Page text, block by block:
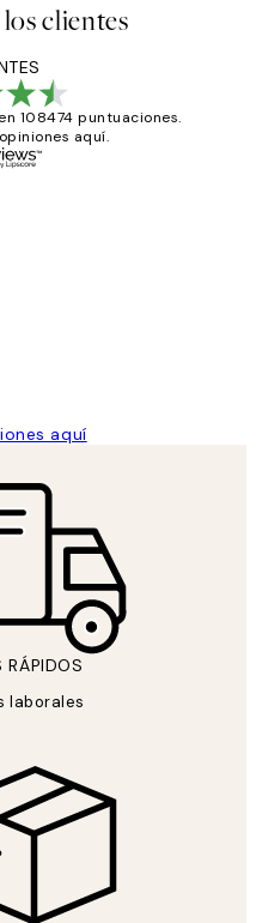
clientes
108474 puntuaciones.
aquí.
aquí
RÁPIDOS
laborales